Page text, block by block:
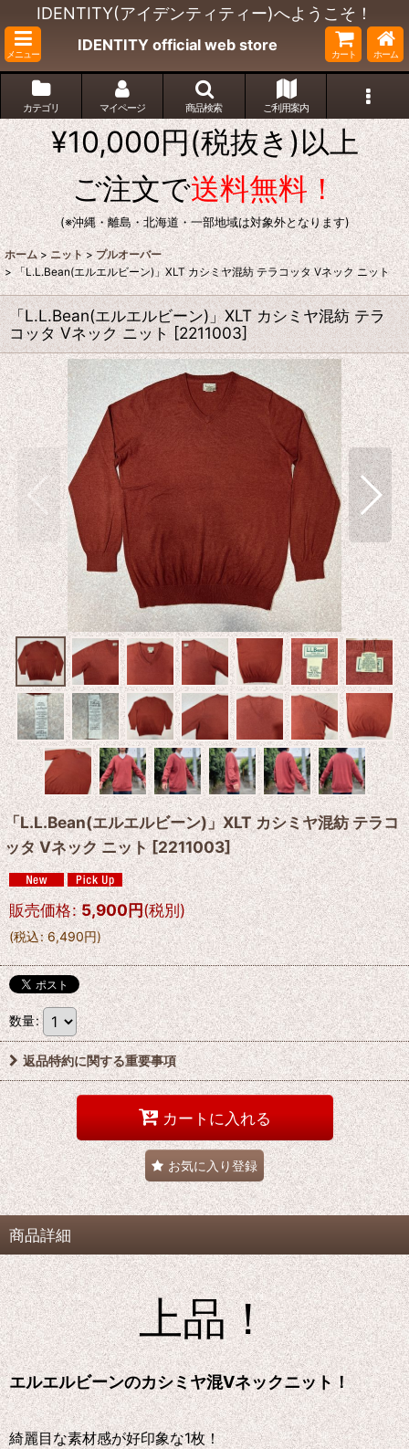
IDENTITY(アイデンティティー)へようこそ！
メニュー
IDENTITY official web store
カート ホーム
カテゴリ マイページ 商品検索 ご利用案内
¥10,000円(税抜き)以上
ご注文で送料無料！
(※沖縄・離島・北海道・一部地域は対象外となります)
ホーム > ニット > プルオーバー
> 「L.L.Bean(エルエルビーン)」XLT カシミヤ混紡 テラコッタ Vネック ニット
「L.L.Bean(エルエルビーン)」XLT カシミヤ混紡 テラ
コッタ Vネック ニット [2211003]
「L.L.Bean(エルエルビーン)」XLT カシミヤ混紡 テラコ
ッタ Vネック ニット[2211003]
販売価格: 5,900円(税別)
(税込: 6,490円)
数量:
返品特約に関する重要事項
カートに入れる
お気に入り登録
商品詳細
上品！
エルエルビーンのカシミヤ混Vネックニット！
綺麗目な素材感が好印象な1枚！